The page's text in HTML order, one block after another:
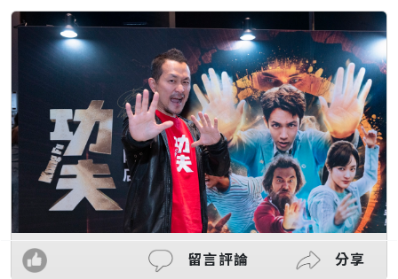
留言評論 分享